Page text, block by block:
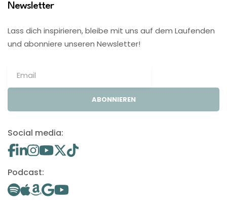
Newsletter
Lass dich inspirieren, bleibe mit uns auf dem Laufenden
und abonniere unseren Newsletter!
ABONNIEREN
Social media:
Podcast: